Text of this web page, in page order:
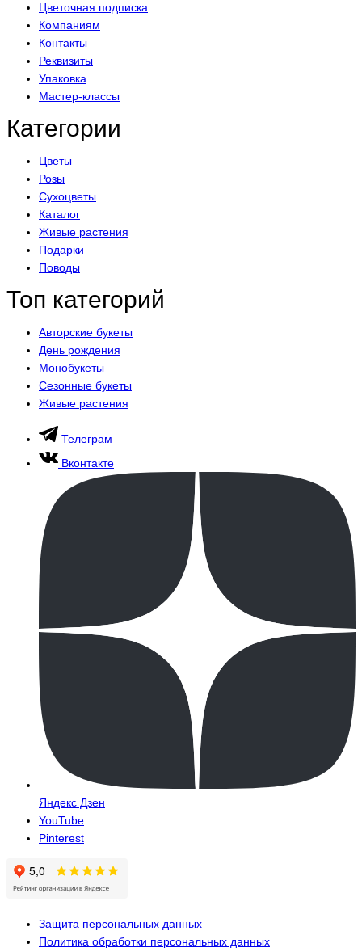
Цветочная подписка
Компаниям
Контакты
Реквизиты
Упаковка
Мастер-классы
Категории
Цветы
Розы
Сухоцветы
Каталог
Живые растения
Подарки
Поводы
Топ категорий
Авторские букеты
День рождения
Монобукеты
Сезонные букеты
Живые растения
Телеграм
Вконтакте
Яндекс Дзен
YouTube
Pinterest
Защита персональных данных
Политика обработки персональных данных